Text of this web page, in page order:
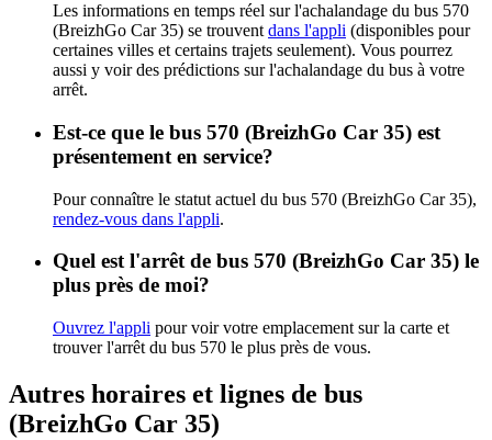
Les informations en temps réel sur l'achalandage du bus 570
(BreizhGo Car 35) se trouvent dans l'appli (disponibles pour
certaines villes et certains trajets seulement). Vous pourrez
aussi y voir des prédictions sur l'achalandage du bus à votre
arrêt.
Est-ce que le bus 570 (BreizhGo Car 35) est
présentement en service?
Pour connaître le statut actuel du bus 570 (BreizhGo Car 35),
rendez-vous dans l'appli.
Quel est l'arrêt de bus 570 (BreizhGo Car 35) le
plus près de moi?
Ouvrez l'appli pour voir votre emplacement sur la carte et
trouver l'arrêt du bus 570 le plus près de vous.
Autres horaires et lignes de bus
(BreizhGo Car 35)